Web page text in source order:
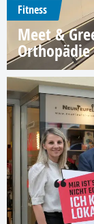
Fitness
Meet &
Orthopädie